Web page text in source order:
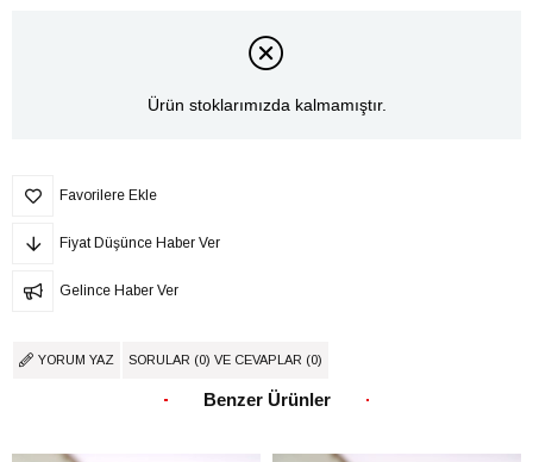
Ürün stoklarımızda kalmamıştır.
Favorilere Ekle
Fiyat Düşünce Haber Ver
Gelince Haber Ver
YORUM YAZ SORULAR (0) VE CEVAPLAR (0)
Benzer Ürünler